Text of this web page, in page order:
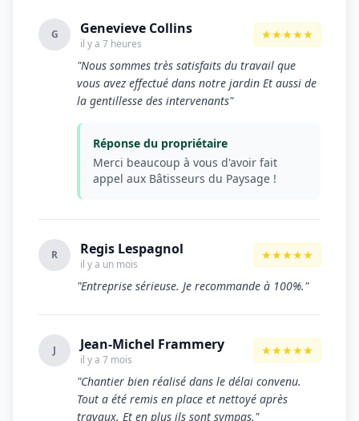
G Genevieve Collins
il y a 7 heures
★★★★★
"Nous sommes très satisfaits du travail que
vous avez effectué dans notre jardin Et aussi de
la gentillesse des intervenants"
Réponse du propriétaire
Merci beaucoup à vous d'avoir fait
appel aux Bâtisseurs du Paysage !
R Regis Lespagnol
il y a un mois
★★★★★
"Entreprise sérieuse. Je recommande à 100%."
J Jean-Michel Frammery
il y a 7 mois
★★★★★
"Chantier bien réalisé dans le délai convenu.
Tout a été remis en place et nettoyé après
travaux. Et en plus ils sont sympas."